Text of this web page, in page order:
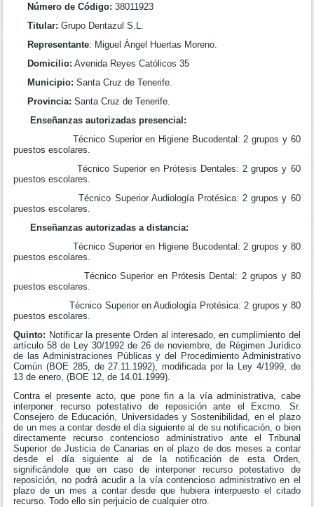
Número de Código: 38011923
Titular: Grupo Dentazul S.L.
Representante: Miguel Ángel Huertas Moreno.
Domicilio: Avenida Reyes Católicos 35
Municipio: Santa Cruz de Tenerife.
Provincia: Santa Cruz de Tenerife.
Enseñanzas autorizadas presencial:
Técnico Superior en Higiene Bucodental: 2 grupos y 60
puestos escolares.
Técnico Superior en Prótesis Dentales: 2 grupos y 60
puestos escolares.
Técnico Superior Audiología Protésica: 2 grupos y 60
puestos escolares.
Enseñanzas autorizadas a distancia:
Técnico Superior en Higiene Bucodental: 2 grupos y 80
puestos escolares.
Técnico Superior en Prótesis Dental: 2 grupos y 80
puestos escolares.
Técnico Superior en Audiología Protésica: 2 grupos y 80
puestos escolares.
Quinto: Notificar la presente Orden al interesado, en cumplimiento del
artículo 58 de Ley 30/1992 de 26 de noviembre, de Régimen Jurídico
de las Administraciones Públicas y del Procedimiento Administrativo
Común (BOE 285, de 27.11.1992), modificada por la Ley 4/1999, de
13 de enero, (BOE 12, de 14.01.1999).
Contra el presente acto, que pone fin a la vía administrativa, cabe
interponer recurso potestativo de reposición ante el Excmo. Sr.
Consejero de Educación, Universidades y Sostenibilidad, en el plazo
de un mes a contar desde el día siguiente al de su notificación, o bien
directamente recurso contencioso administrativo ante el Tribunal
Superior de Justicia de Canarias en el plazo de dos meses a contar
desde el día siguiente al de la notificación de esta Orden,
significándole que en caso de interponer recurso potestativo de
reposición, no podrá acudir a la vía contencioso administrativo en el
plazo de un mes a contar desde que hubiera interpuesto el citado
recurso. Todo ello sin perjuicio de cualquier otro.